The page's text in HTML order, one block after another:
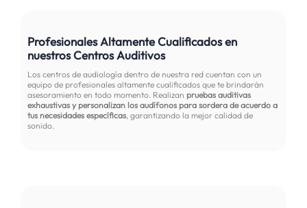
Profesionales Altamente Cualificados en
nuestros Centros Auditivos
Los centros de audiología dentro de nuestra red cuentan con un
equipo de profesionales altamente cualificados que te brindarán
asesoramiento en todo momento. Realizan pruebas auditivas
exhaustivas y personalizan los audífonos para sordera de acuerdo a
tus necesidades específicas , garantizando la mejor calidad de
sonido.